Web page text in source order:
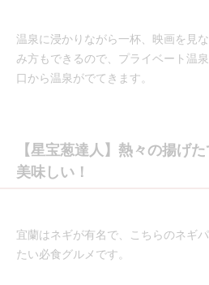
温泉に浸かりながら一杯、映画を見
み方もできるので、プライベート温
口から温泉がでてきます。
【星宝葱達人】熱々の揚げ
美味しい！
宜蘭はネギが有名で、こちらのネギ
たい必食グルメです。